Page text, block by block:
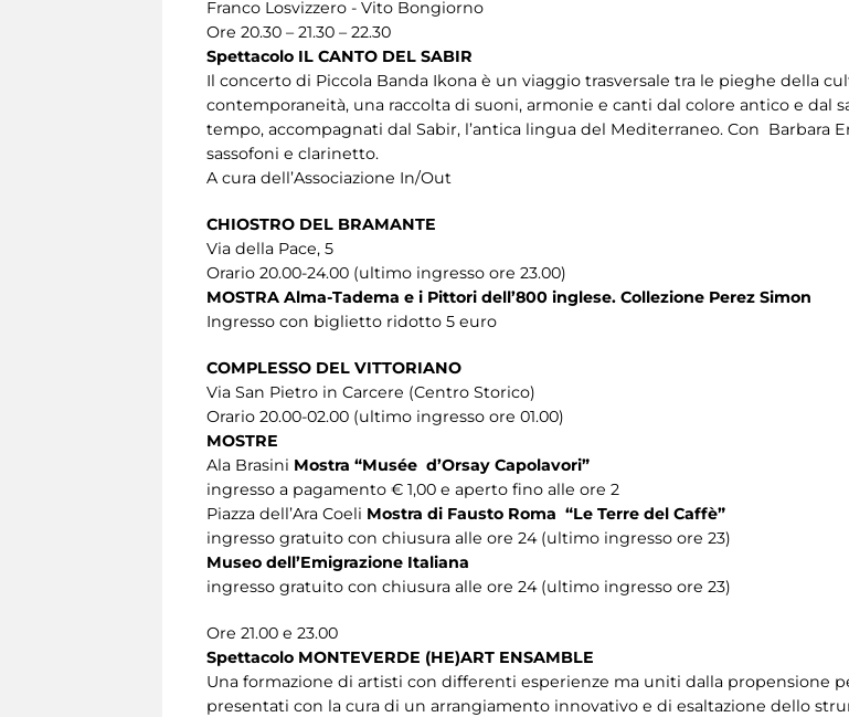
Franco Losvizzero - Vito Bongiorno
Ore 20.30 – 21.30 – 22.30
Spettacolo IL CANTO DEL SABIR
Il concerto di Piccola Banda Ikona è un viaggio trasversale tra le pieghe della
contemporaneità, una raccolta di suoni, armonie e canti dal colore antico e dal
tempo, accompagnati dal Sabir, l’antica lingua del Mediterraneo. Con Barbara
sassofoni e clarinetto.
A cura dell’Associazione In/Out
CHIOSTRO DEL BRAMANTE
Via della Pace, 5
Orario 20.00-24.00 (ultimo ingresso ore 23.00)
MOSTRA Alma-Tadema e i Pittori dell’800 inglese. Collezione Perez Simon
Ingresso con biglietto ridotto 5 euro
COMPLESSO DEL VITTORIANO
Via San Pietro in Carcere (Centro Storico)
Orario 20.00-02.00 (ultimo ingresso ore 01.00)
MOSTRE
Ala Brasini Mostra “Musée d’Orsay Capolavori”
ingresso a pagamento € 1,00 e aperto fino alle ore 2
Piazza dell’Ara Coeli Mostra di Fausto Roma “Le Terre del Caffè”
ingresso gratuito con chiusura alle ore 24 (ultimo ingresso ore 23)
Museo dell’Emigrazione Italiana
ingresso gratuito con chiusura alle ore 24 (ultimo ingresso ore 23)
Ore 21.00 e 23.00
Spettacolo MONTEVERDE (HE)ART ENSAMBLE
Una formazione di artisti con differenti esperienze ma uniti dalla propensione
presentati con la cura di un arrangiamento innovativo e di esaltazione dello